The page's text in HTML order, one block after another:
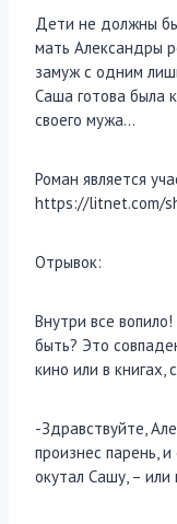
Дети не должны
мать Александры
замуж с одним
Саша готова была
своего мужа…
Роман является
https://litnet.com/
Отрывок:
Внутри все
быть? Это
кино или в книгах,
-Здравствуйте,
произнес парень,
окутал Сашу, –